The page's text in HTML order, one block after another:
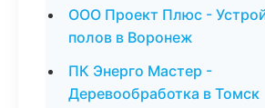
ООО Проект Плюс -
полов в Воронеж
ПК Энерго Мастер -
Деревообработка в Томск